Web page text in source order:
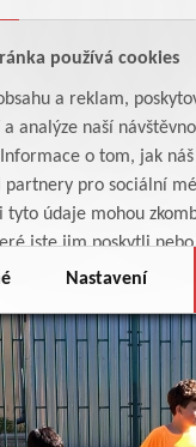
používá cookies
a reklam,
analýze naší
o tom, jak
partnery pro sociální
tyto údaje mohou
jste jim poskytli
používáte jejich služby.
Nastavení